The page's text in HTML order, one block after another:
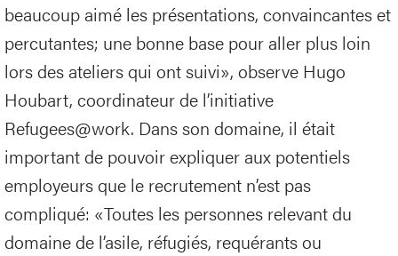
beaucoup aimé les présentations, convaincantes et
percutantes; une bonne base pour aller plus loin
lors des ateliers qui ont suivi», observe Hugo
Houbart, coordinateur de l’initiative
Refugees@work. Dans son domaine, il était
important de pouvoir expliquer aux potentiels
employeurs que le recrutement n’est pas
compliqué: «Toutes les personnes relevant du
domaine de l’asile, réfugiés, requérants ou